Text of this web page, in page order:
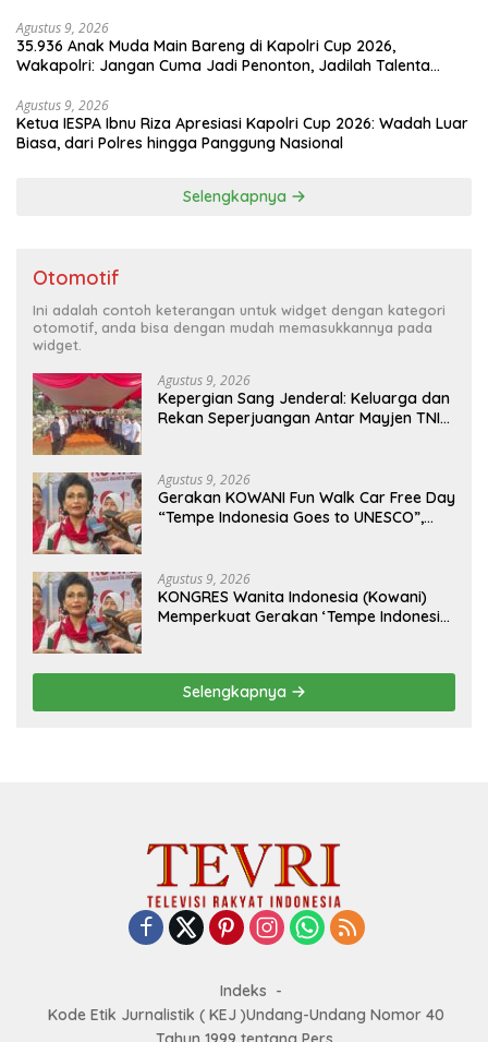
Agustus 9, 2026
35.936 Anak Muda Main Bareng di Kapolri Cup 2026,
Wakapolri: Jangan Cuma Jadi Penonton, Jadilah Talenta
Agustus 9, 2026
Ketua IESPA Ibnu Riza Apresiasi Kapolri Cup 2026: Wadah Luar
Biasa, dari Polres hingga Panggung Nasional
Selengkapnya
Otomotif
Ini adalah contoh keterangan untuk widget dengan kategori
otomotif, anda bisa dengan mudah memasukkannya pada
widget.
Agustus 9, 2026
Kepergian Sang Jenderal: Keluarga dan
Rekan Seperjuangan Antar Mayjen TNI
Agustus 9, 2026
Gerakan KOWANI Fun Walk Car Free Day
“Tempe Indonesia Goes to UNESCO”,
Agustus 9, 2026
KONGRES Wanita Indonesia (Kowani)
Memperkuat Gerakan ‘Tempe Indonesia
Selengkapnya
Indeks
Kode Etik Jurnalistik ( KEJ )Undang-Undang Nomor 40